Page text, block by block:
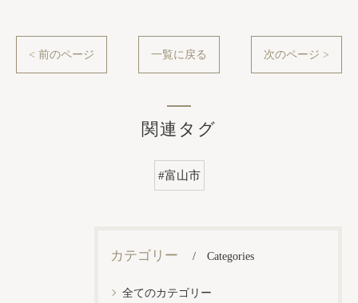
< 前のページ 一覧に戻る 次のページ >
関連タグ
#富山市
カテゴリー Categories
全てのカテゴリー